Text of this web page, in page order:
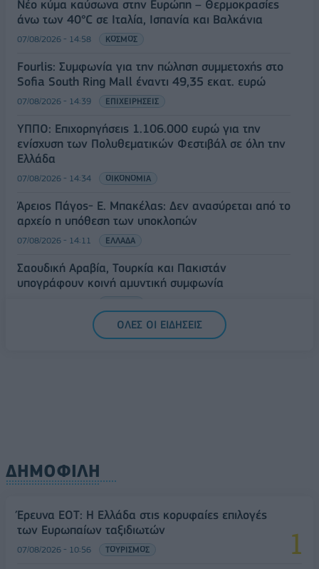
Νέο κύμα καύσωνα στην Ευρώπη – Θερμοκρασίες
άνω των 40°C σε Ιταλία, Ισπανία και Βαλκάνια
07/08/2026 - 14:58 ΚΟΣΜΟΣ
Fourlis: Συμφωνία για την πώληση συμμετοχής στο
Sofia South Ring Mall έναντι 49,35 εκατ. ευρώ
07/08/2026 - 14:39 ΕΠΙΧΕΙΡΗΣΕΙΣ
ΥΠΠΟ: Επιχορηγήσεις 1.106.000 ευρώ για την
ενίσχυση των Πολυθεματικών Φεστιβάλ σε όλη την
Ελλάδα
07/08/2026 - 14:34 ΟΙΚΟΝΟΜΙΑ
Άρειος Πάγος- Ε. Μπακέλας: Δεν ανασύρεται από το
αρχείο η υπόθεση των υποκλοπών
07/08/2026 - 14:11 ΕΛΛΑΔΑ
Σαουδική Αραβία, Τουρκία και Πακιστάν
υπογράφουν κοινή αμυντική συμφωνία
ΟΛΕΣ ΟΙ ΕΙΔΗΣΕΙΣ
ΔΗΜΟΦΙΛΗ
Έρευνα ΕΟΤ: Η Ελλάδα στις κορυφαίες επιλογές
των Ευρωπαίων ταξιδιωτών
07/08/2026 - 10:56 ΤΟΥΡΙΣΜΟΣ